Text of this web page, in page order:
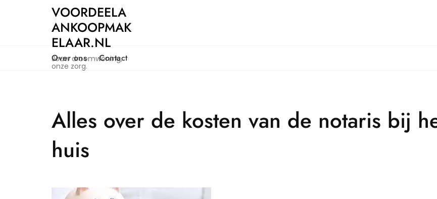
VOORDEELA
ANKOOPMAK
ELAAR.NL
Jouw droomwoning,
onze zorg.
Over ons Contact
Alles over de kosten van de notaris bij
huis